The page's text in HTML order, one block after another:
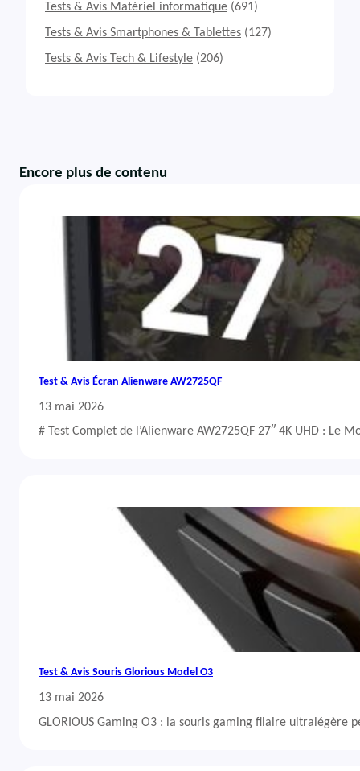
Tests & Avis Matériel informatique (691)
Tests & Avis Smartphones & Tablettes (127)
Tests & Avis Tech & Lifestyle (206)
Encore plus de contenu
Test & Avis Écran Alienware AW2725QF
13 mai 2026
# Test Complet de l’Alienware AW2725QF 27″ 4K UHD : Le
Test & Avis Souris Glorious Model O3
13 mai 2026
GLORIOUS Gaming O3 : la souris gaming filaire ultralégère